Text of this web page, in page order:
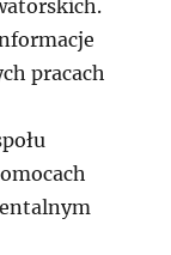
pracach